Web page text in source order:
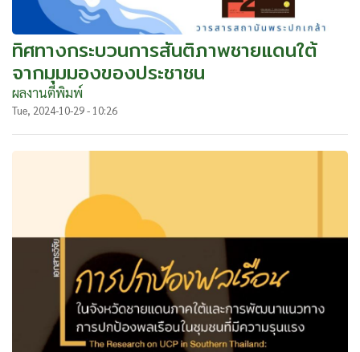
ทิศทางกระบวนการสันติภาพชายแดนใต้
จากมุมมองของประชาชน
ผลงานตีพิมพ์
Tue, 2024-10-29 - 10:26